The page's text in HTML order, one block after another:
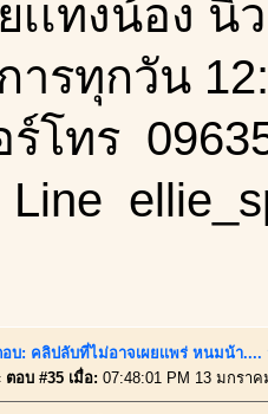
เเทงน้อง นิ
ารทุกวัน
ร์โทร
Line
อบ: คลิปลับที่ไม่อาจเผยเเพร่ หนมน้า
ตอบ #35 เมื่อ: 07:48:01 PM 13 มกราค